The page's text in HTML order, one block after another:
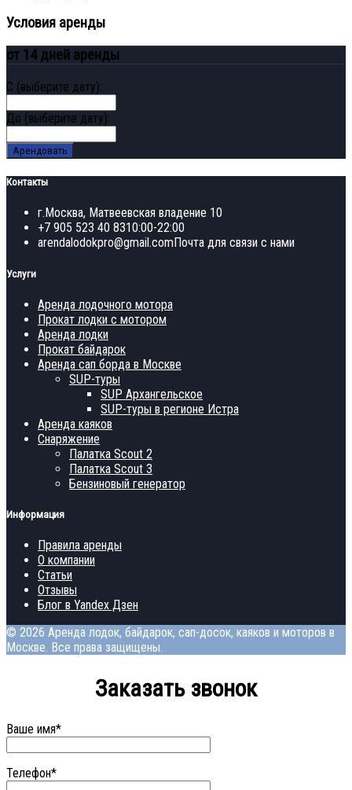
Условия аренды
от 14 дней аренды
С (выберите дату):
До (выберите дату):
Арендовать
Контакты
г.Москва, Матвеевская владение 10
+7 905 523 40 8310:00-22:00
arendalodokpro@gmail.com Почта для связи с нами
Услуги
Аренда лодочного мотора
Прокат лодки с мотором
Аренда лодки
Прокат байдарок
Аренда сап борда в Москве
SUP-туры
SUP Архангельское
SUP-туры в регионе Истра
Аренда каяков
Снаряжение
Палатка Scout 2
Палатка Scout 3
Бензиновый генератор
Информация
Правила аренды
О компании
Статьи
Отзывы
Блог в Yandex Дзен
© 2026 Аренда лодок, байдарок, сап-досок, каяков и моторов в
Москве. Все права защищены.
Заказать звонок
Ваше имя*
Телефон*